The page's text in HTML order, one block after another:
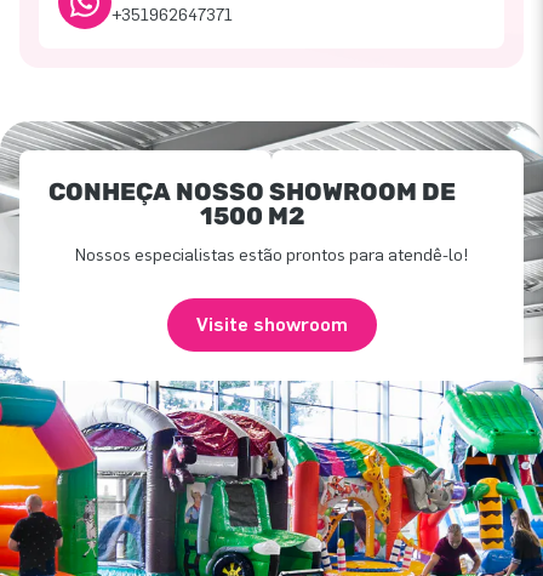
+351962647371
CONHEÇA NOSSO SHOWROOM DE
1500 M2
Nossos especialistas estão prontos para atendê-lo!
Visite showroom